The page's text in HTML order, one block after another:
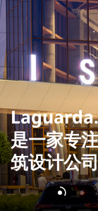
是一家专
筑设计公司